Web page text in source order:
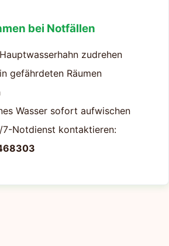
bei Notfällen
zudrehen
gefährdeten Räumen
Wasser sofort aufwischen
7-Notdienst kontaktieren: